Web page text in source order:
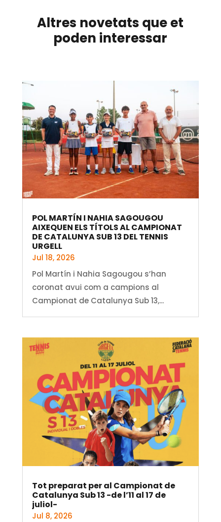
Altres novetats que et
poden interessar
POL MARTÍN I NAHIA SAGOUGOU
AIXEQUEN ELS TÍTOLS AL CAMPIONAT
DE CATALUNYA SUB 13 DEL TENNIS
URGELL
Jul 18, 2026
Pol Martín i Nahia Sagougou s’han
coronat avui com a campions al
Campionat de Catalunya Sub 13,...
Tot preparat per al Campionat de
Catalunya Sub 13 -de l’11 al 17 de
juliol-
Jul 8, 2026